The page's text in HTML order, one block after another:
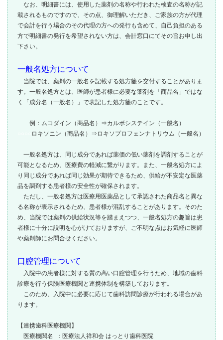
なお、明細書には、使用した薬剤の名称や行われた検査の名称が記
載されるものですので、その点、御理解いただき、ご家族の方が代理
で会計を行う場合のその代理の方への発行も含めて、自己負担のある
方で明細書の発行を希望されない方は、会計窓口にてその旨お申し出
下さい。
一般名処方について
当院では、薬剤の一般名を記載する処方箋を交付することがありま
す。一般名処方とは、医師が患者様に必要な薬剤を「商品名」ではな
く「成分名（一般名）」で表記した処方箋のことです。
例：ムコダイン（商品名）⇒カルボシステイン（一般名）
ロキソニン（商品名）⇒ロキソプロフェンナトリウム（一般名）
一般名処方は、同じ成分であれば薬価の低い薬剤を調剤することが
可能となるため、医療費の軽減に繋がります。また、一般名処方によ
り同じ成分であれば同じ効果が期待できるため、供給が不安定な医薬
品を調剤する患者様の安全性が確保されます。
ただし、一般名処方は医療用医薬品として承認された商品名と異な
る名称が表示されるため、患者様が混乱することがあります。そのた
め、当院では薬剤の供給状況等を踏まえつつ、一般名処方の趣旨は患
者様に十分に説明を心がけておりますが、ご不明な点はお気軽に医師
や薬剤師にお問合せください。
口腔管理について
入院中の患者様に対する質の高い口腔管理を行うため、地域の歯科
診療を行う保険医療機関と連携体制を構築しております。
このため、入院中に必要に応じて歯科訪問診療が行われる場合があ
ります。
【連携歯科医療機関】
医療機関名 ：医療法人祥和会 はっとり歯科医院